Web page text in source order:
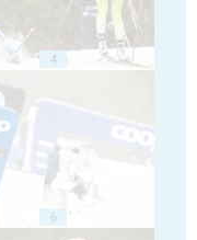
4
6